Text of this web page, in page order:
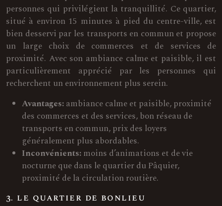
personnes qui privilégient la tranquillité. Ce quartier,
situé à environ 15 minutes à pied du centre-ville, est
bien desservi par les transports en commun et propose
un large choix de commerces et de services de
proximité. Avec son ambiance calme et paisible, il est
particulièrement apprécié par les personnes qui
recherchent un environnement plus serein.
Avantages:ambiance calme et paisible, proximité
des commerces et des services, bon réseau de
transports en commun, prix des loyers
généralement plus abordables.
Inconvénients:moins d’animations et de vie
nocturne que dans le quartier du Pâquier,
proximité de la circulation routière.
3. le quartier de bonlieu